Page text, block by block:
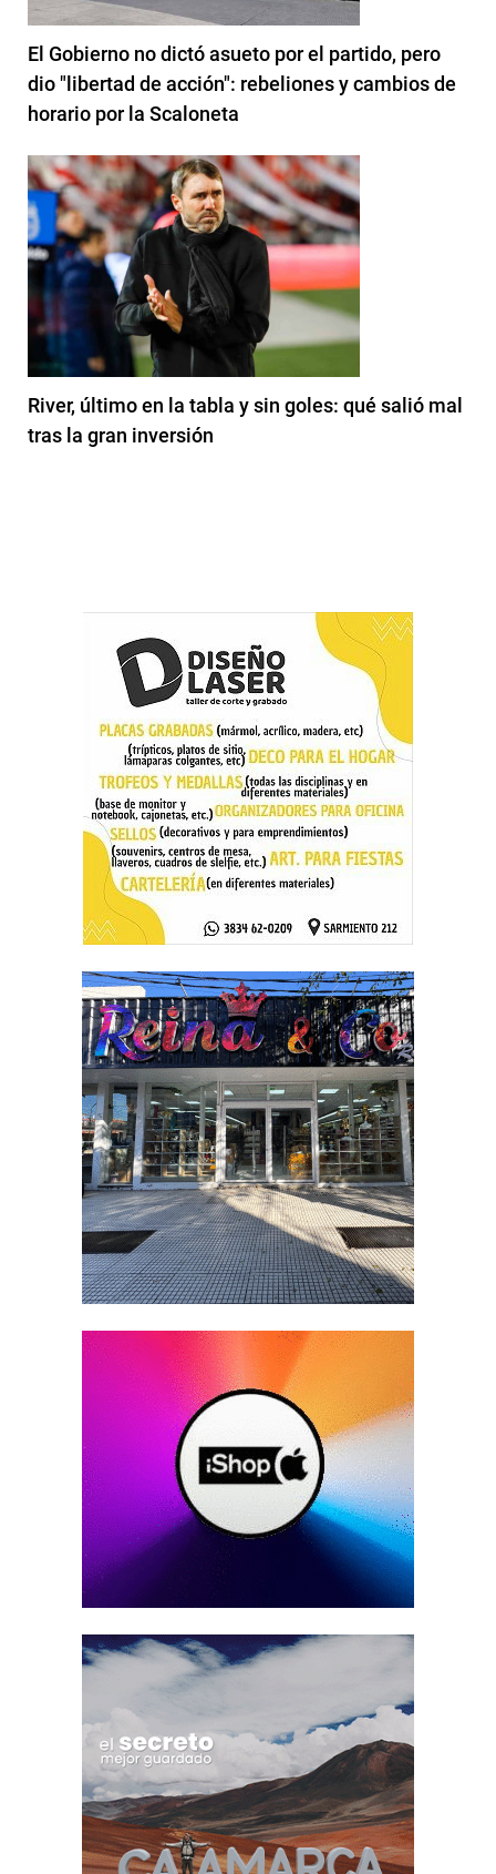
El Gobierno no dictó asueto por el partido, pero
dio "libertad de acción": rebeliones y cambios de
horario por la Scaloneta
River, último en la tabla y sin goles: qué salió mal
tras la gran inversión